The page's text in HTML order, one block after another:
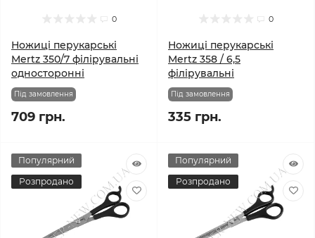
0
Ножиці перукарські
Mertz 350/7 філірувальні
односторонні
Під замовлення
709 грн.
0
Ножиці перукарські
Mertz 358 / 6,5
філірувальні
Під замовлення
335 грн.
Популярний
Розпродано
Популярний
Розпродано